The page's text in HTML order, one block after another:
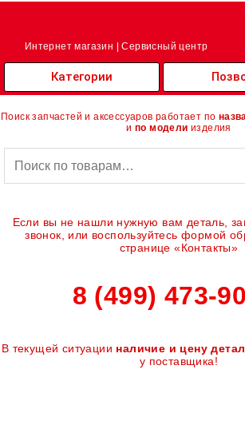
Перейти
Интернет магазин | Сервисный центр
Категории
Поиск запчастей и аксессуаров работает по
и по модели изделия
Если вы не нашли нужную вам деталь,
звонок, или воспользуйтесь формой
странице «Контакты»
8 (499) 473-
В текущей ситуации наличие и цену
у поставщика!